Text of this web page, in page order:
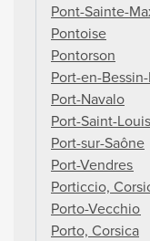
Pont-Sainte-
Pontoise
Pontorson
Port-en-
Port-Navalo
Port-Saint-
Port-sur-Saône
Port-Vendres
Porticcio,
Porto-Vecchio
Porto, Corsica